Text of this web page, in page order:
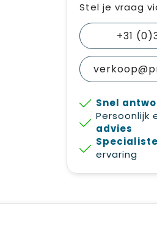
Stel je vraag
+31
Snel
Persoonlijk
advies
ervaring